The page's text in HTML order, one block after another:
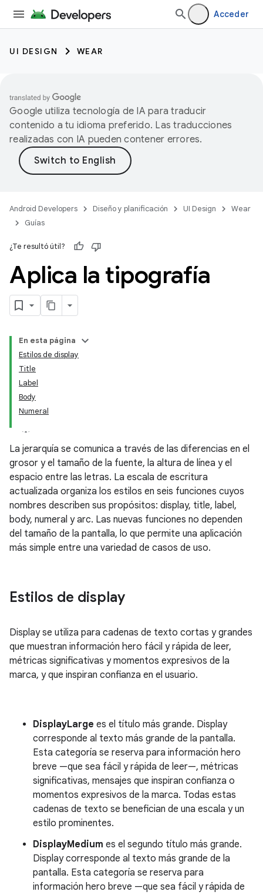
Acceder
UI DESIGN WEAR
Google utiliza tecnología de IA para traducir
contenido a tu idioma preferido. Las traducciones
realizadas con IA pueden contener errores.
Android Developers Diseño y planificación UI Design
Wear
Guías
¿Te resultó útil?
Aplica la tipografía
En esta página
Estilos de display
Title
Label
Body
Numeral
La jerarquía se comunica a través de las diferencias en el
grosor y el tamaño de la fuente, la altura de línea y el
espacio entre las letras. La escala de escritura
actualizada organiza los estilos en seis funciones cuyos
nombres describen sus propósitos: display, title, label,
body, numeral y arc. Las nuevas funciones no dependen
del tamaño de la pantalla, lo que permite una aplicación
más simple entre una variedad de casos de uso.
Estilos de display
Display se utiliza para cadenas de texto cortas y grandes
que muestran información hero fácil y rápida de leer,
métricas significativas y momentos expresivos de la
marca, y que inspiran confianza en el usuario.
DisplayLarge es el título más grande. Display
corresponde al texto más grande de la pantalla.
Esta categoría se reserva para información hero
breve —que sea fácil y rápida de leer—, métricas
significativas, mensajes que inspiran confianza o
momentos expresivos de la marca. Todas estas
cadenas de texto se benefician de una escala y un
estilo prominentes.
DisplayMedium es el segundo título más grande.
Display corresponde al texto más grande de la
pantalla. Esta categoría se reserva para
información hero breve —que sea fácil y rápida de